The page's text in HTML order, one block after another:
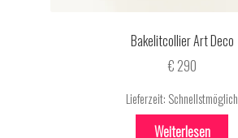
Bakelitcollier Art Deco
€290
Lieferzeit: Schnellstmöglich
Weiterlesen